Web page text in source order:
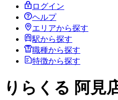
ログイン
ヘルプ
エリアから探す
駅から探す
職種から探す
特徴から探す
りらくる 阿見